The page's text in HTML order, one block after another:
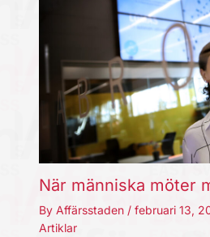
När människa möter
By Affärsstaden / februari 13,
Artiklar